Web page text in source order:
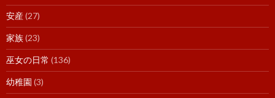
安産(27)
家族(23)
巫女の日常 (136)
幼稚園 (3)